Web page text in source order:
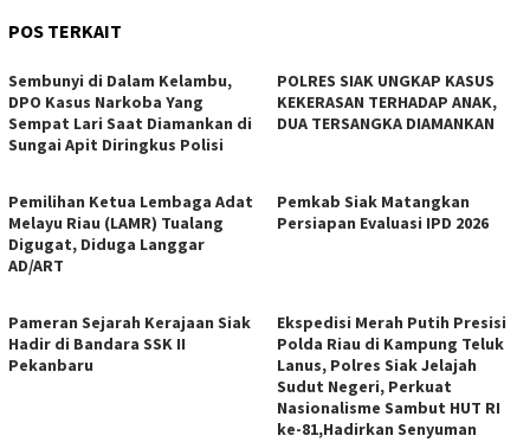
POS TERKAIT
Sembunyi di Dalam Kelambu,
DPO Kasus Narkoba Yang
Sempat Lari Saat Diamankan di
Sungai Apit Diringkus Polisi
POLRES SIAK UNGKAP KASUS
KEKERASAN TERHADAP ANAK,
DUA TERSANGKA DIAMANKAN
Pemilihan Ketua Lembaga Adat
Melayu Riau (LAMR) Tualang
Digugat, Diduga Langgar
AD/ART
Pemkab Siak Matangkan
Persiapan Evaluasi IPD 2026
Pameran Sejarah Kerajaan Siak
Hadir di Bandara SSK II
Pekanbaru
Ekspedisi Merah Putih Presisi
Polda Riau di Kampung Teluk
Lanus, Polres Siak Jelajah
Sudut Negeri, Perkuat
Nasionalisme Sambut HUT RI
ke-81,Hadirkan Senyuman